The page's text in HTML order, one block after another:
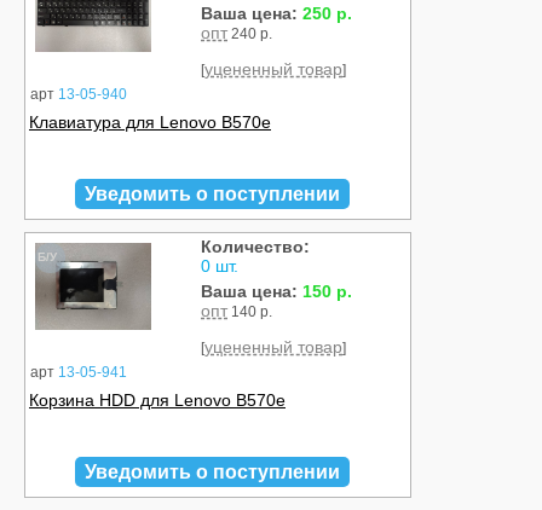
арт 13-05-940
Ваша цена: 250 р.
опт 240 р.
[уцененный товар]
Клавиатура для Lenovo B570e
Уведомить о поступлении
Б/У
арт 13-05-941
Количество:
0 шт.
Ваша цена: 150 р.
опт 140 р.
[уцененный товар]
Корзина HDD для Lenovo B570e
Уведомить о поступлении